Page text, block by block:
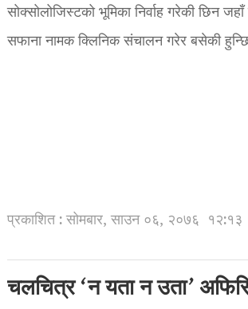
सोक्सोलोजिस्टको भूमिका निर्वाह गरेकी छिन
सफाना नामक क्लिनिक संचालन गरेर बसेकी
प्रकाशित : सोमबार, साउन ०६, २०७६ १२:१३
चलचित्र ‘न यता न उता’